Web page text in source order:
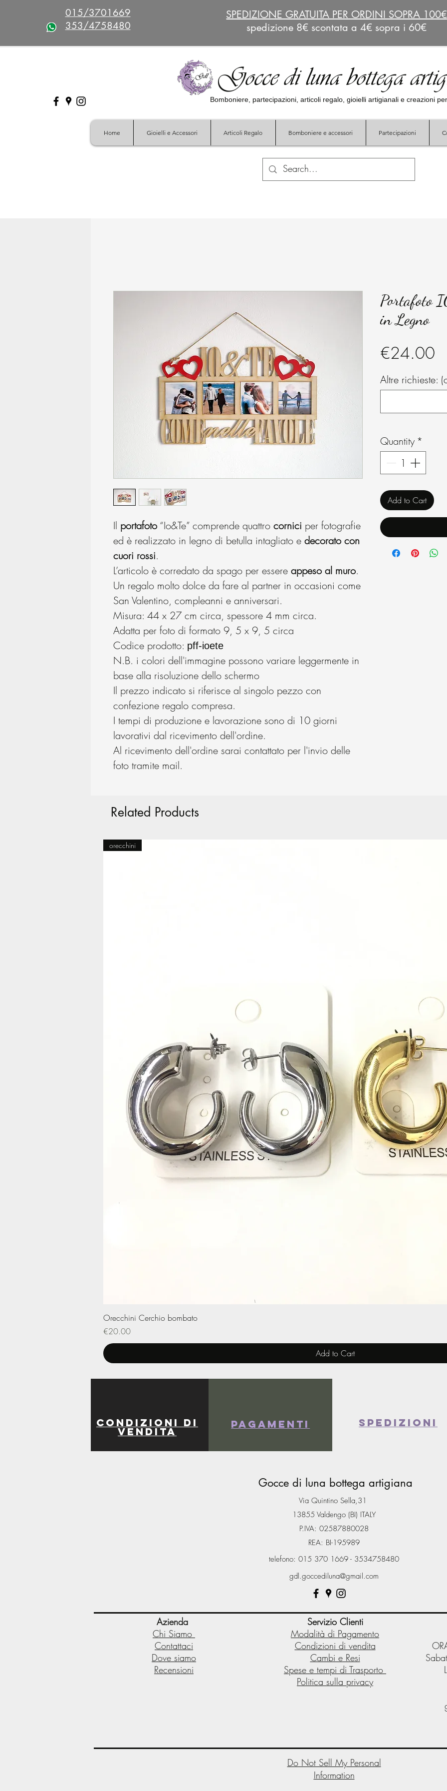
015/3701669
353/4758480
SPEDIZIONE GRATUITA PER ORDINI SOPRA 100€
spedizione 8€ scontata a 4€ sopra i 60€
Gocce di luna bottega
Bomboniere, partecipazioni, articoli regalo, gioielli artigianali e creazioni
Home Gioielli e Accessori Articoli Regalo Bomboniere e accessori Partecipazioni
Il portafoto “Io&Te” comprende quattro cornici per fotografie
ed è realizzato in legno di betulla intagliato e decorato con
cuori rossi.
L’articolo è corredato da spago per essere appeso al muro.
Un regalo molto dolce da fare al partner in occasioni come
San Valentino, compleanni e anniversari.
Misura: 44 x 27 cm circa, spessore 4 mm circa.
Adatta per foto di formato 9, 5 x 9, 5 circa
Codice prodotto: pff-ioete
N.B. i colori dell'immagine possono variare leggermente in
base alla risoluzione dello schermo
Il prezzo indicato si riferisce al singolo pezzo con
confezione regalo compresa.
I tempi di produzione e lavorazione sono di 10 giorni
lavorativi dal ricevimento dell'ordine.
Al ricevimento dell'ordine sarai contattato per l'invio delle
foto tramite mail.
Portafoto
in Legno
€24.00
Altre richieste:
Quantity *
Add to Cart
Related Products
orecchini
Orecchini Cerchio bombato
Price
€20.00
Add to Cart
Pagamenti spedizioni
Condizioni di
vendita
Gocce di luna bottega artigiana
Via Quintino Sella,31
13855 Valdengo (BI) ITALY
P.IVA: 02587880028
REA: BI-195989
telefono: 015 370 1669 - 3534758480
gdl.goccediluna@gmail.com
Azienda
Chi Siamo
Contattaci
Dove siamo
Recensioni
Servizio Clienti
Modalità di Pagamento
Condizioni di vendita
Cambi e Resi
Spese e tempi di Trasporto
Politica sulla privacy
Do Not Sell My Personal
Information